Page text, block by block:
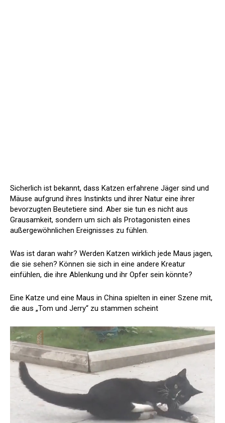
Sicherlich ist bekannt, dass Katzen erfahrene Jäger sind und
Mäuse aufgrund ihres Instinkts und ihrer Natur eine ihrer
bevorzugten Beutetiere sind. Aber sie tun es nicht aus
Grausamkeit, sondern um sich als Protagonisten eines
außergewöhnlichen Ereignisses zu fühlen.
Was ist daran wahr? Werden Katzen wirklich jede Maus jagen,
die sie sehen? Können sie sich in eine andere Kreatur
einfühlen, die ihre Ablenkung und ihr Opfer sein könnte?
Eine Katze und eine Maus in China spielten in einer Szene mit,
die aus „Tom und Jerry“ zu stammen scheint